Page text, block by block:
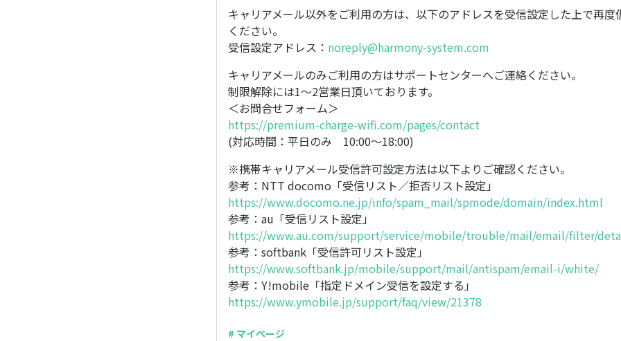
キャリアメール以外をご利用の方は、以下のアドレスを受信設定した上で再度
ください。
受信設定アドレス： noreply@harmony-system.com
キャリアメールのみご利用の方はサポートセンターへご連絡ください。
制限解除には1～2営業日頂いております。
＜お問合せフォーム＞
https://premium-charge-wifi.com/pages/contact
(対応時間：平日のみ 10:00～18:00)
※携帯キャリアメール受信許可設定方法は以下よりご確認ください。
参考：NTT docomo「受信リスト／拒否リスト設定」
https://www.docomo.ne.jp/info/spam_mail/spmode/domain/index.html
参考：au「受信リスト設定」
https://www.au.com/support/service/mobile/trouble/mail/email/filter/
参考：softbank「受信許可リスト設定」
https://www.softbank.jp/mobile/support/mail/antispam/email-i/white/
参考：Y!mobile「指定ドメイン受信を設定する」
https://www.ymobile.jp/support/faq/view/21378
# マイページ